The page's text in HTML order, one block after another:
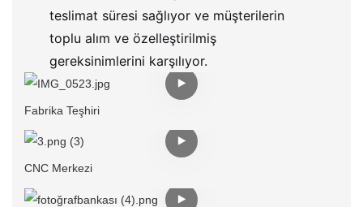
teslimat süresi sağlıyor ve müşterilerin
toplu alım ve özelleştirilmiş
gereksinimlerini karşılıyor.
Fabrika Teşhiri
CNC Merkezi